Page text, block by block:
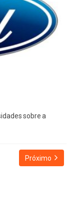
sobre a
Próximo